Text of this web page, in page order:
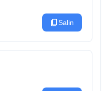
content_copySalin